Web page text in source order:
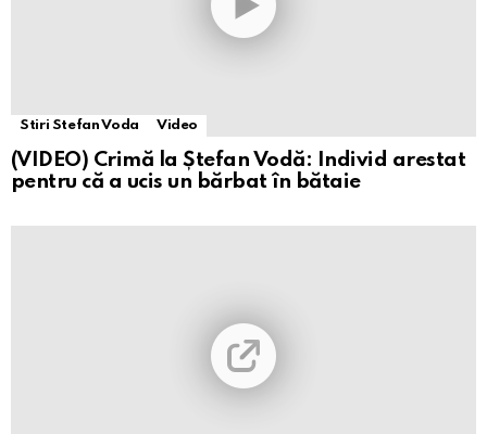
Stiri Stefan Voda Video
(VIDEO) Crimă la Ștefan Vodă: Individ arestat
pentru că a ucis un bărbat în bătaie